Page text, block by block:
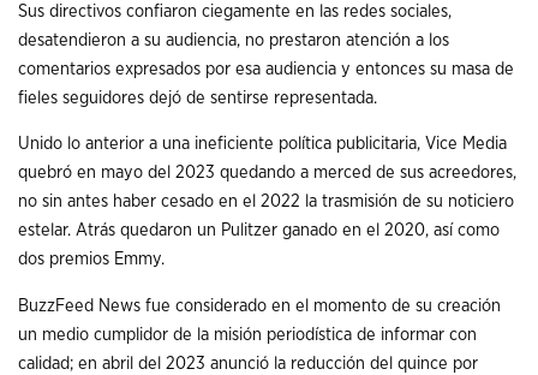
Sus directivos confiaron ciegamente en las redes sociales,
desatendieron a su audiencia, no prestaron atención a los
comentarios expresados por esa audiencia y entonces su masa de
fieles seguidores dejó de sentirse representada.
Unido lo anterior a una ineficiente política publicitaria, Vice Media
quebró en mayo del 2023 quedando a merced de sus acreedores,
no sin antes haber cesado en el 2022 la trasmisión de su noticiero
estelar. Atrás quedaron un Pulitzer ganado en el 2020, así como
dos premios Emmy.
BuzzFeed News fue considerado en el momento de su creación
un medio cumplidor de la misión periodística de informar con
calidad; en abril del 2023 anunció la reducción del quince por